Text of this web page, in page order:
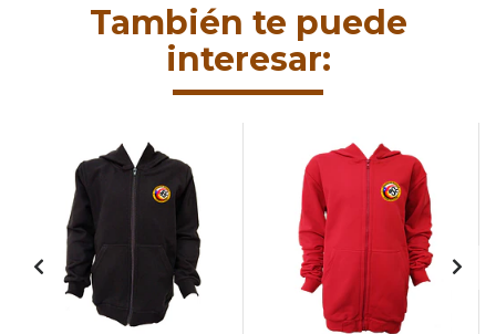
También te puede
interesar: